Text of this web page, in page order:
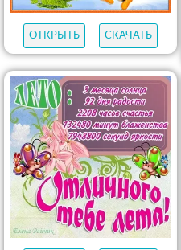
ОТКРЫТЬ
СКАЧАТЬ